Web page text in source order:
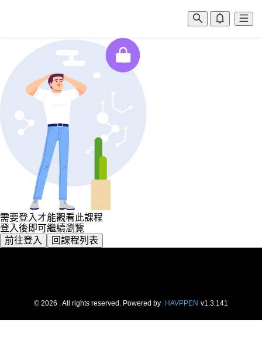
需要登入才能觀看此課程
登入後即可繼續瀏覽
前往登入
回課程列表
© 2026 . All rights reserved. Powered by HAVPPEN v1.3.141